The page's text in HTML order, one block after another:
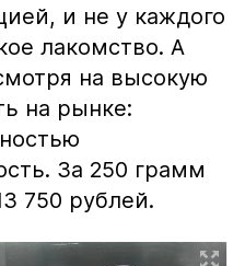
и не у каждого
лакомство. А
на высокую
на рынке:
За 250 грамм
750 рублей.